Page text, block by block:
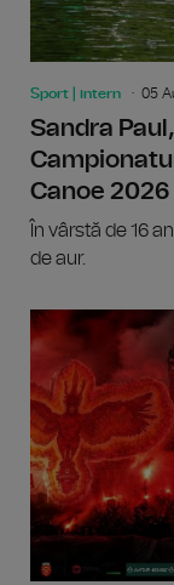
Sport | intern 05
Sandra
Canoe 2026
În vârstă de 16
de aur.